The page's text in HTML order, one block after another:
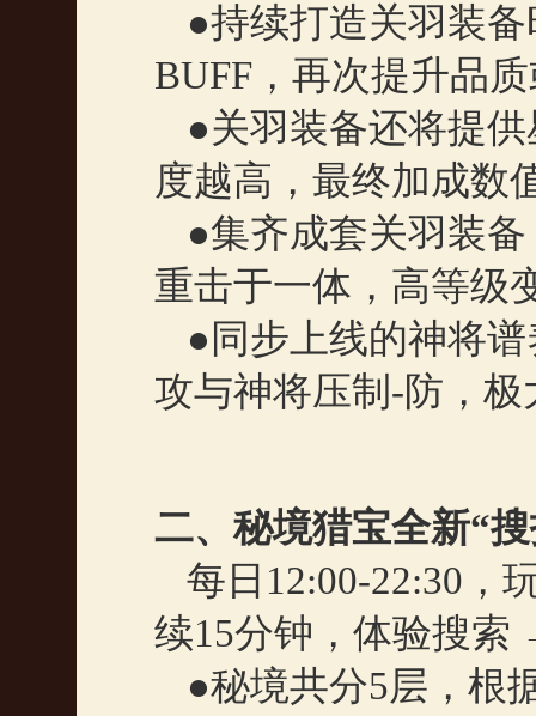
●持续打造关羽装
BUFF ，再次提升品
●关羽装备还将提
度越高，最终加成数
●集齐成套关羽装
重击于一体，高等级
●同步上线的神将
攻与神将压制 -防，
二、秘境猎宝全新“
每日 12:00-22:30 ，
续15分钟，体验搜索
●秘境共分5层，根